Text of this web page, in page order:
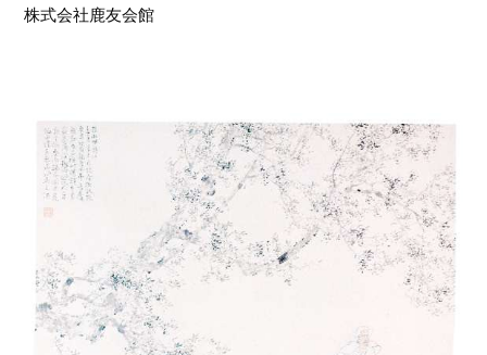
株式会社鹿友会館